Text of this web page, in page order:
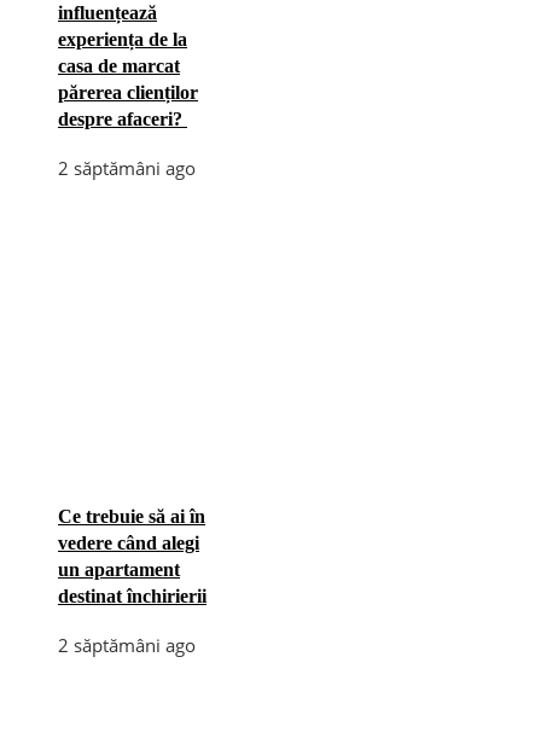
influențează
experiența de la
casa de marcat
părerea clienților
despre afaceri?
2 săptămâni ago
Ce trebuie să ai în
vedere când alegi
un apartament
destinat închirierii
2 săptămâni ago